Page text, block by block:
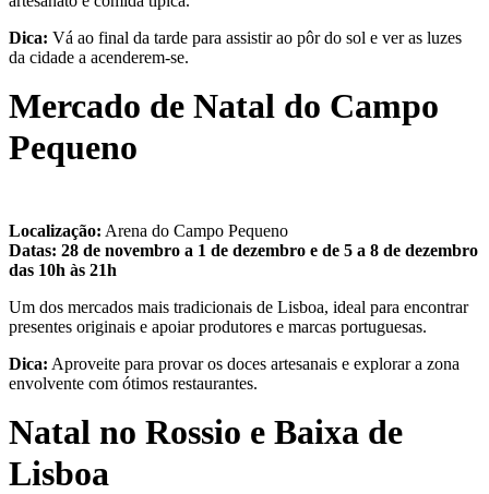
Dica: Vá ao final da tarde para assistir ao pôr do sol e ver as luzes
da cidade a acenderem-se.
Mercado de Natal do Campo
Pequeno
Localização: Arena do Campo Pequeno
Datas: 28 de novembro a 1 de dezembro e de 5 a 8 de dezembro
das 10h às 21h
Um dos mercados mais tradicionais de Lisboa, ideal para encontrar
presentes originais e apoiar produtores e marcas portuguesas.
Dica: Aproveite para provar os doces artesanais e explorar a zona
envolvente com ótimos restaurantes.
Natal no Rossio e Baixa de
Lisboa